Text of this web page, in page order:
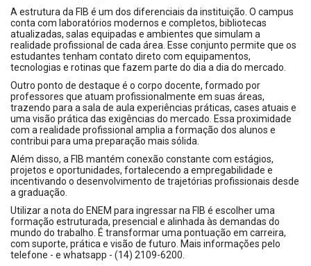
A estrutura da FIB é um dos diferenciais da instituição. O campus
conta com laboratórios modernos e completos, bibliotecas
atualizadas, salas equipadas e ambientes que simulam a
realidade profissional de cada área. Esse conjunto permite que os
estudantes tenham contato direto com equipamentos,
tecnologias e rotinas que fazem parte do dia a dia do mercado.
Outro ponto de destaque é o corpo docente, formado por
professores que atuam profissionalmente em suas áreas,
trazendo para a sala de aula experiências práticas, cases atuais e
uma visão prática das exigências do mercado. Essa proximidade
com a realidade profissional amplia a formação dos alunos e
contribui para uma preparação mais sólida.
Além disso, a FIB mantém conexão constante com estágios,
projetos e oportunidades, fortalecendo a empregabilidade e
incentivando o desenvolvimento de trajetórias profissionais desde
a graduação.
Utilizar a nota do ENEM para ingressar na FIB é escolher uma
formação estruturada, presencial e alinhada às demandas do
mundo do trabalho. É transformar uma pontuação em carreira,
com suporte, prática e visão de futuro. Mais informações pelo
telefone - e whatsapp - (14) 2109-6200.